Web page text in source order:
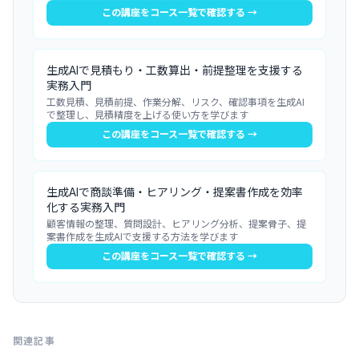
この講座をコース一覧で確認する →
生成AIで見積もり・工数算出・前提整理を支援する
実務入門
工数見積、見積前提、作業分解、リスク、確認事項を生成AI
で整理し、見積精度を上げる使い方を学びます
この講座をコース一覧で確認する →
生成AIで商談準備・ヒアリング・提案書作成を効率
化する実務入門
顧客情報の整理、質問設計、ヒアリング分析、提案骨子、提
案書作成を生成AIで支援する方法を学びます
この講座をコース一覧で確認する →
関連記事